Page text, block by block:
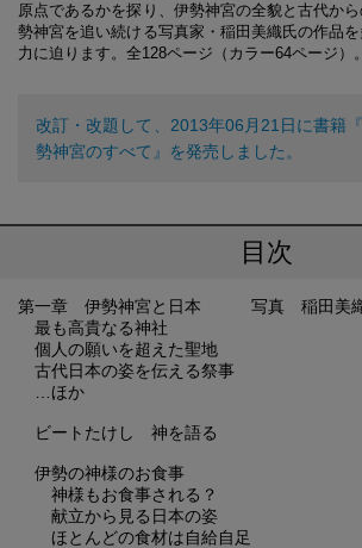
原点であるかを探り、伊勢神宮の全貌と古代か
勢神宮を追い続ける写真家・稲田美織氏の作品
力に迫ります。全128ページ（カラー64ページ）。
改訂・改題して、2013年06月21日に書籍
勢神宮のすべて』を発売しました。
目次
第一章 伊勢神宮と日本 写真 稲田美
最も高貴なる神社
個人の願いを超えた聖地
古代日本の姿を伝える祭事
…ほか
ビートたけし 神を語る
伊勢の神様のお食事
神様もお食事される？
献立から見る日本の姿
ほとんどの食材は自給自足